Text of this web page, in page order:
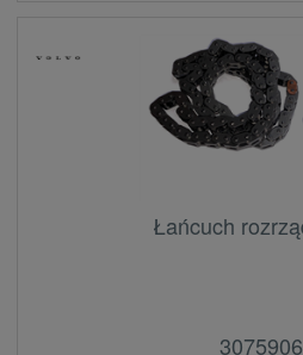
Łańcuch